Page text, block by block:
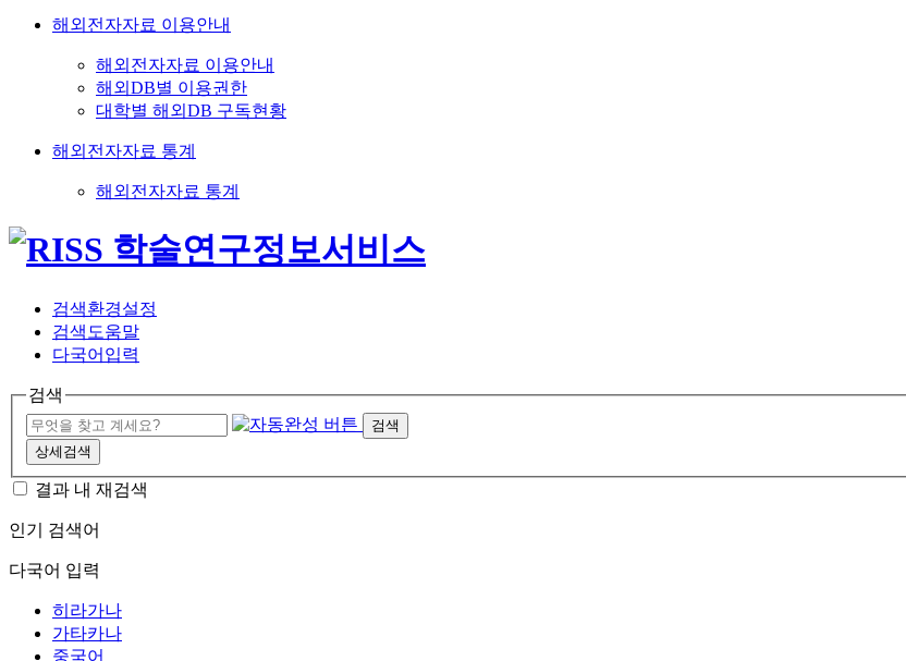
해외전자자료 이용안내
해외전자자료 이용안내
해외DB별 이용권한
대학별 해외DB 구독현황
해외전자자료 통계
해외전자자료 통계
검색환경설정
검색도움말
다국어입력
검색
검색
상세검색
결과 내 재검색
인기 검색어
다국어 입력
히라가나
가타카나
중국어